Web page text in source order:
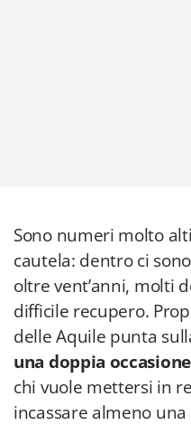
Sono numeri molto
cautela: dentro ci
oltre vent’anni, molti
difficile recupero.
delle Aquile punta
una doppia occasione
chi vuole mettersi in
incassare almeno